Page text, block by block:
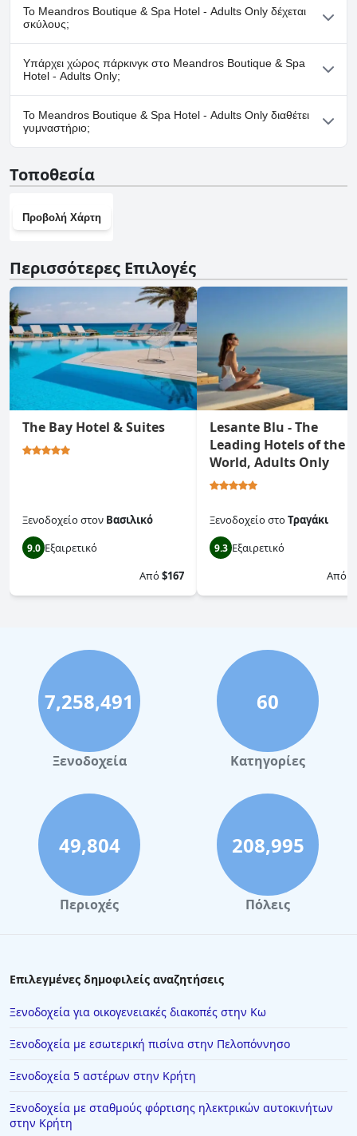
Ναι, το Meandros Boutique & Spa Hotel - Adults Only διαθέτει
σπα.
Το Meandros Boutique & Spa Hotel - Adults Only δέχεται
σκύλους;
Όχι, το Meandros Boutique & Spa Hotel - Adults Only δεν
δέχεται σκύλους.
Υπάρχει χώρος πάρκινγκ στο Meandros Boutique & Spa
Hotel - Adults Only;
Ναι, υπάρχουν εγκαταστάσεις πάρκινγκ στο Meandros
Boutique & Spa Hotel - Adults Only.
Το Meandros Boutique & Spa Hotel - Adults Only διαθέτει
γυμναστήριο;
γυμναστήριο.
Τοποθεσία
Προβολή Χάρτη
Περισσότερες Επιλογές
The Bay Hotel & Suites
Ξενοδοχείοστον Βασιλικό
9.0 Εξαιρετικό
Από$167
Lesante Blu - The
Leading Hotels of the
World, Adults Only
ΞενοδοχείοστοΤραγάκι
9.3 Εξαιρετικό
Από
7,258,491
Ξενοδοχεία
60
Κατηγορίες
49,804
Περιοχές
208,995
Πόλεις
Επιλεγμένες δημοφιλείς αναζητήσεις
Ξενοδοχεία για οικογενειακές διακοπές στην Κω
Ξενοδοχεία με εσωτερική πισίνα στην Πελοπόννησο
Ξενοδοχεία 5 αστέρων στην Κρήτη
Ξενοδοχεία με σταθμούς φόρτισης ηλεκτρικών αυτοκινήτων
στην Κρήτη